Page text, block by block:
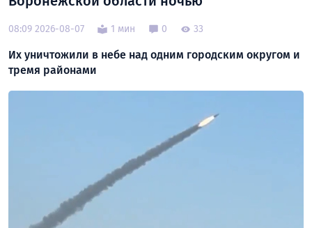
08:09 2026-08-07 1 мин 0 33
Их уничтожили в небе над одним городским округом и
тремя районами